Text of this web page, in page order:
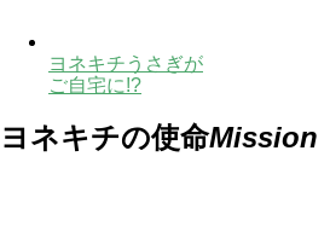
ヨネキチうさぎが
ご自宅に!?
ヨネキチの使命Mission